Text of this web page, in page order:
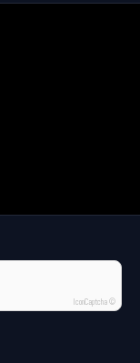
IconCaptcha ©